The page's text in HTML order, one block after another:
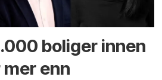
boliger innen
enn